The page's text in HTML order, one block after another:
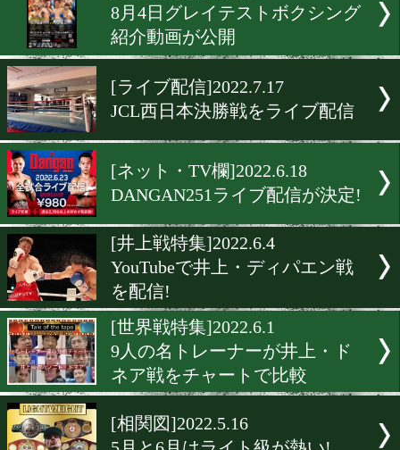
と西田凌佑がランクイン!
[配信]2022.8.23
井上尚弥×木村拓哉! 第2弾!
[TV情報]2022.8.5
井上尚弥がジャンク
出演!
[YouTube]2022.7.31
8月4日グレイテストボクシ
紹介動画が公開
[ライブ配信]2022.7.17